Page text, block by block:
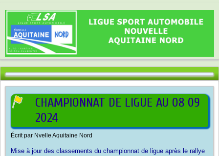
CHAMPIONNAT DE LIGUE AU 08 09
2024
Écrit par Nvelle Aquitaine Nord
Mise à jour des classements du championnat de ligue après le rallye